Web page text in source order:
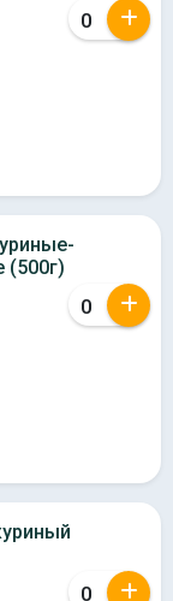
(500г)